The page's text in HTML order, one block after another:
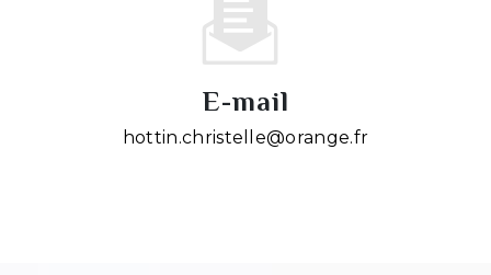
E-mail
hottin.christelle@orange.fr